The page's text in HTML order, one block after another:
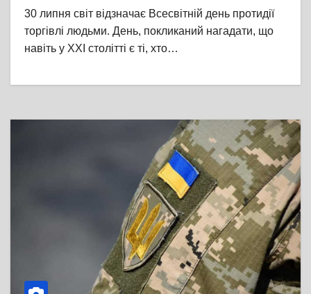
30 липня світ відзначає Всесвітній день протидії
торгівлі людьми. День, покликаний нагадати, що
навіть у ХХІ столітті є ті, хто…